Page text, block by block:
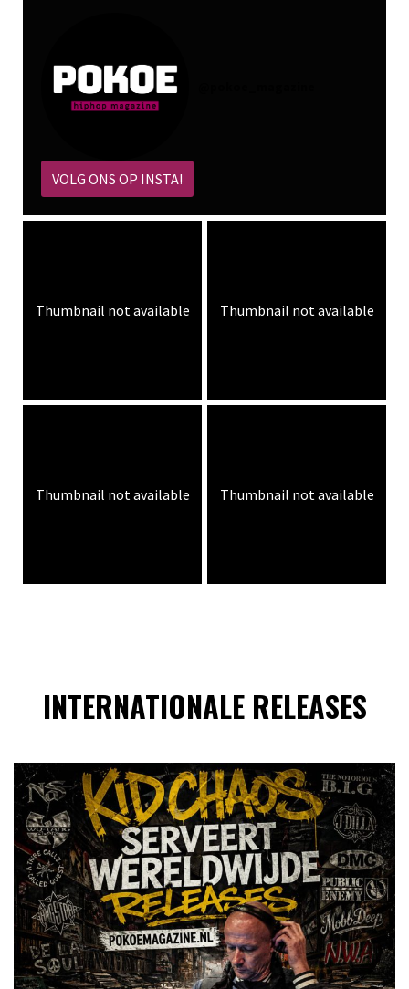
VOLG ONS OP INSTA!
Thumbnail not available Thumbnail not available
Thumbnail not available Thumbnail not available
INTERNATIONALE RELEASES